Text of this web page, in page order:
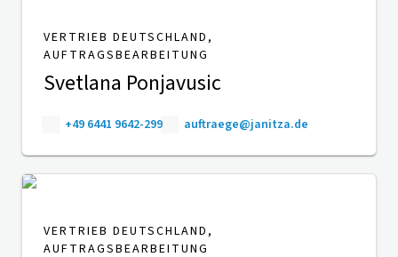
VERTRIEB DEUTSCHLAND,
AUFTRAGSBEARBEITUNG
Svetlana Ponjavusic
+49 6441 9642-299 auftraege@janitza.de
VERTRIEB DEUTSCHLAND,
AUFTRAGSBEARBEITUNG